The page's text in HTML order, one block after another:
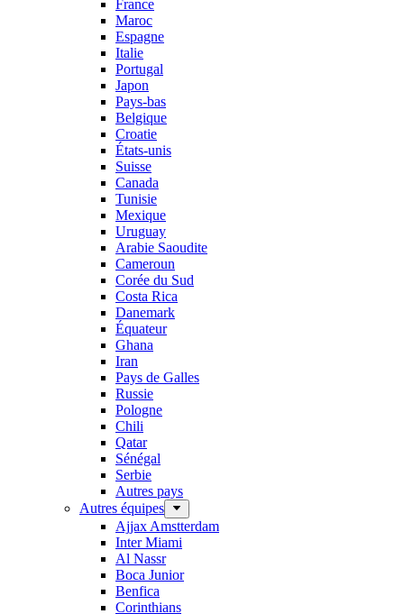
France
Maroc
Espagne
Italie
Portugal
Japon
Pays-bas
Belgique
Croatie
États-unis
Suisse
Canada
Tunisie
Mexique
Uruguay
Arabie Saoudite
Cameroun
Corée du Sud
Costa Rica
Danemark
Équateur
Ghana
Iran
Pays de Galles
Russie
Pologne
Chili
Qatar
Sénégal
Serbie
Autres pays
Autres équipes
Ajjax Amstterdam
Inter Miami
Al Nassr
Boca Junior
Benfica
Corinthians